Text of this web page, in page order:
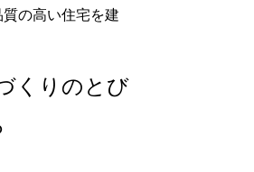
の高い住宅を建
くりのとび